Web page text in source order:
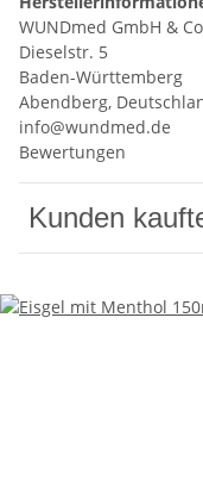
WUNDmed GmbH &
Dieselstr. 5
Baden-Württemberg
Abendberg,
info@wundmed.de
Bewertungen
Kunden